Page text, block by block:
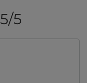
5/5